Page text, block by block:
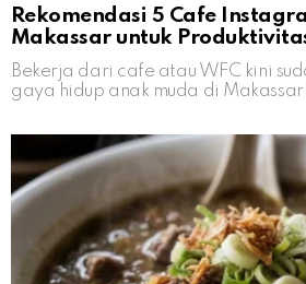
Rekomendasi 5 Cafe
Makassar untuk
Bekerja dari cafe atau WFC kini
gaya hidup anak muda di Makassar!